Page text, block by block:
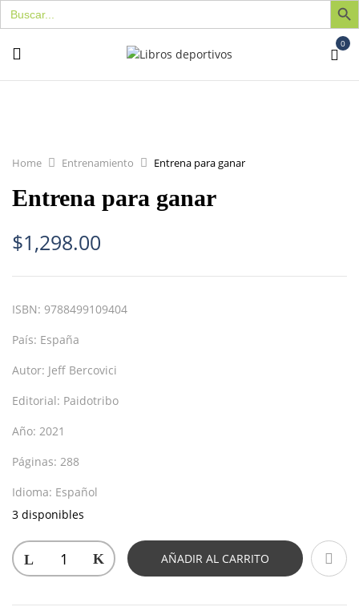
Buscar:
0
Home Entrenamiento Entrena para ganar
Entrena para ganar
$1,298.00
ISBN: 9788499109404
País: España
Autor: Jeff Bercovici
Editorial: Paidotribo
Año: 2021
Páginas: 288
Idioma: Español
3 disponibles
AÑADIR AL CARRITO